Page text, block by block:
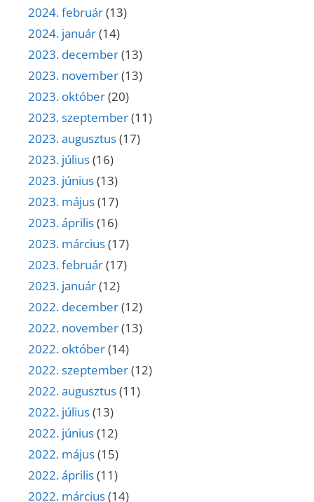
2024. február(13)
2024. január(14)
2023. december(13)
2023. november(13)
2023. október(20)
2023. szeptember(11)
2023. augusztus(17)
2023. július(16)
2023. június(13)
2023. május(17)
2023. április(16)
2023. március(17)
2023. február(17)
2023. január(12)
2022. december(12)
2022. november(13)
2022. október(14)
2022. szeptember(12)
2022. augusztus(11)
2022. július(13)
2022. június(12)
2022. május(15)
2022. április(11)
2022. március(14)